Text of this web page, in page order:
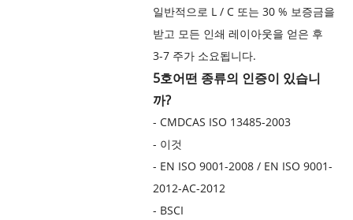
일반적으로 L / C 또는 30 % 보증금을
받고 모든 인쇄 레이아웃을 얻은 후
3-7 주가 소요됩니다.
5호어떤 종류의 인증이 있습니
까?
- CMDCAS ISO 13485-2003
- 이것
- EN ISO 9001-2008 / EN ISO 9001-
2012-AC-2012
- BSCI